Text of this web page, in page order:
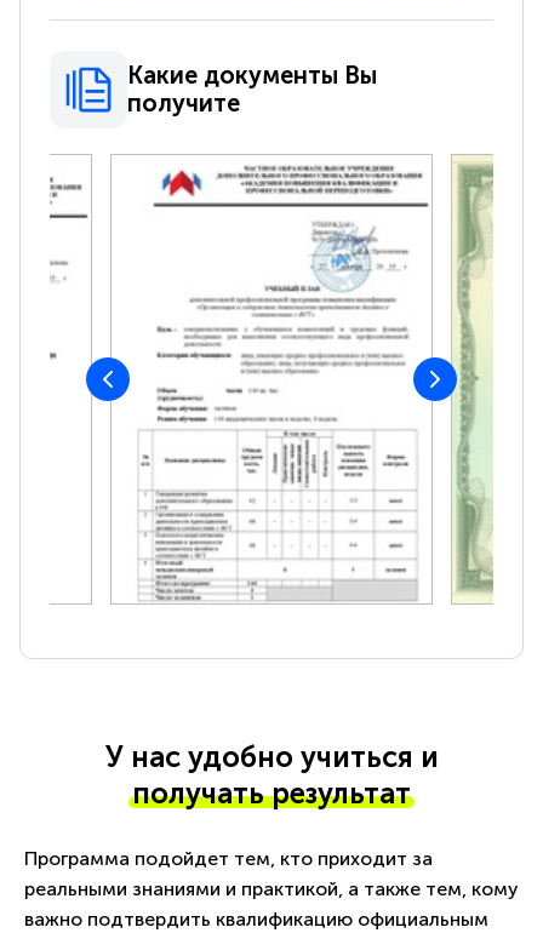
Какие документы Вы
получите
У нас удобно учиться и
получать результат
Программа подойдет тем, кто приходит за
реальными знаниями и практикой, а также тем, кому
важно подтвердить квалификацию официальным